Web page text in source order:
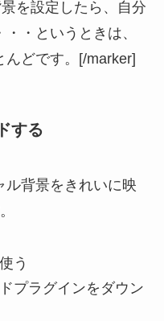
を設定したら、自分
・というときは、
んどです。[/marker]
する
ル背景をきれいに映
う
プラグインをダウン